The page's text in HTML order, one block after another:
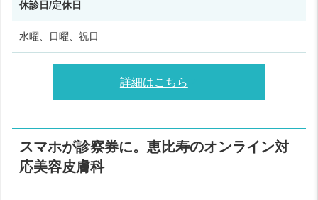
休診日/定休日
水曜、日曜、祝日
詳細はこちら
スマホが診察券に。恵比寿のオンライン対
応美容皮膚科